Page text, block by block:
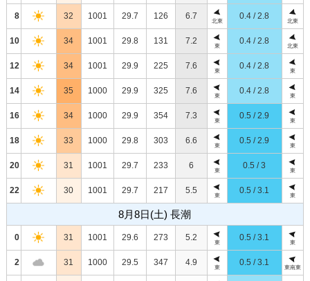
8 32 1001 29.7 126 6.7
北東
0.4 / 2.8
北東
10 34 1001 29.8 131 7.2
東
0.4 / 2.8
北東
12 34 1001 29.9 225 7.6
東
0.4 / 2.8
東
14 35 1000 29.9 325 7.6
東
0.4 / 2.8
東
16 34 1000 29.9 354 7.3
東
0.5 / 2.9
東
18 33 1000 29.8 303 6.6
東
0.5 / 2.9
東
20 31 1001 29.7 233 6
東
0.5 / 3
東
22 30 1001 29.7 217 5.5
東
0.5 / 3.1
東
8月8日(土) 長潮
0 31 1001 29.6 273 5.2
東
0.5 / 3.1
東
2 31 1000 29.5 347 4.9
東
0.5 / 3.1
東南東